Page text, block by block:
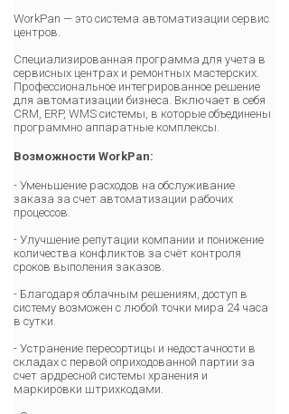
WorkPan — это система автоматизации сервис
центров.
Специализированная программа для учета в
сервисных центрах и ремонтных мастерских.
Профессиональное интегрированное решение
для автоматизации бизнеса. Включает в себя
CRM, ERP, WMS системы, в которые объединены
программно аппаратные комплексы.
Возможности WorkPan:
- Уменьшение расходов на обслуживание
заказа за счет автоматизации рабочих
процессов.
- Улучшение репутации компании и понижение
количества конфликтов за счёт контроля
сроков выполения заказов.
- Благодаря облачным решениям, доступ в
систему возможен с любой точки мира 24 часа
в сутки.
- Устранение пересортицы и недостачности в
складах с первой оприходованной партии за
счет ардресной системы хранения и
маркировки штрихкодами.